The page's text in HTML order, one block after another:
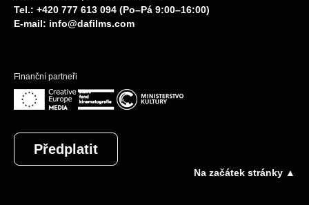
Tel.: +420 777 613 094 (Po–Pá 9:00–16:00)
E-mail: info@dafilms.com
Finanční partneři
Předplatit
Na začátek stránky ▲